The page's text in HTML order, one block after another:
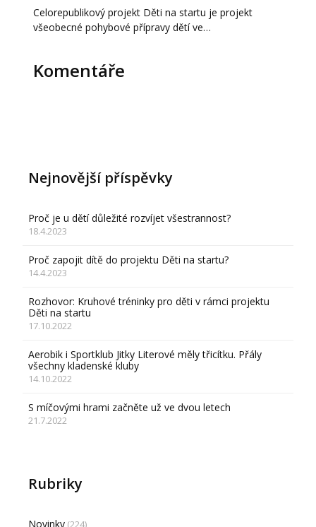
Celorepublikový projekt Děti na startu je projekt
všeobecné pohybové přípravy dětí ve…
Komentáře
Nejnovější příspěvky
Proč je u dětí důležité rozvíjet všestrannost?
18.4.2023
Proč zapojit dítě do projektu Děti na startu?
14.4.2023
Rozhovor: Kruhové tréninky pro děti v rámci projektu
Děti na startu
17.10.2022
Aerobik i Sportklub Jitky Literové měly třicítku. Přály
všechny kladenské kluby
14.10.2022
S míčovými hrami začněte už ve dvou letech
21.7.2022
Rubriky
Novinky (224)